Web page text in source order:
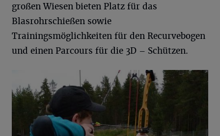
großen Wiesen bieten Platz für das
Blasrohrschießen sowie
Trainingsmöglichkeiten für den Recurvebogen
und einen Parcours für die 3D – Schützen.